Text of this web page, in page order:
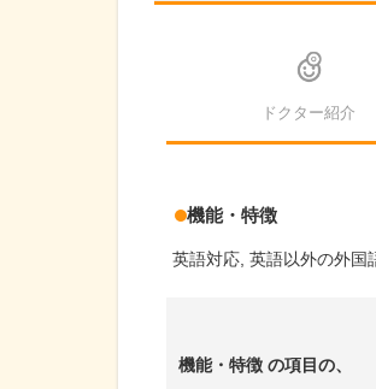
ドクター紹介
機能・特徴
英語対応 英語以外の外国
機能・特徴 の項目の、